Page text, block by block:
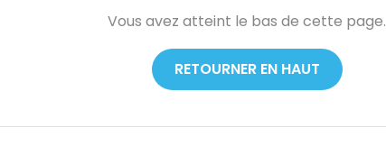
Vous avez atteint le bas de cette page.
RETOURNER EN HAUT